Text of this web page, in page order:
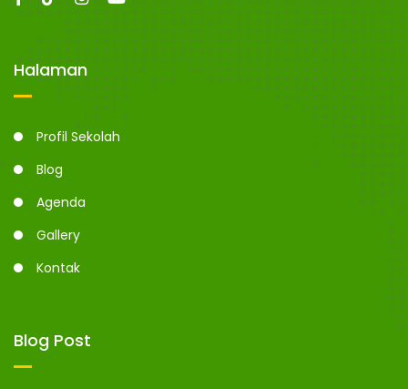
Halaman
Profil Sekolah
Blog
Agenda
Gallery
Kontak
Blog Post